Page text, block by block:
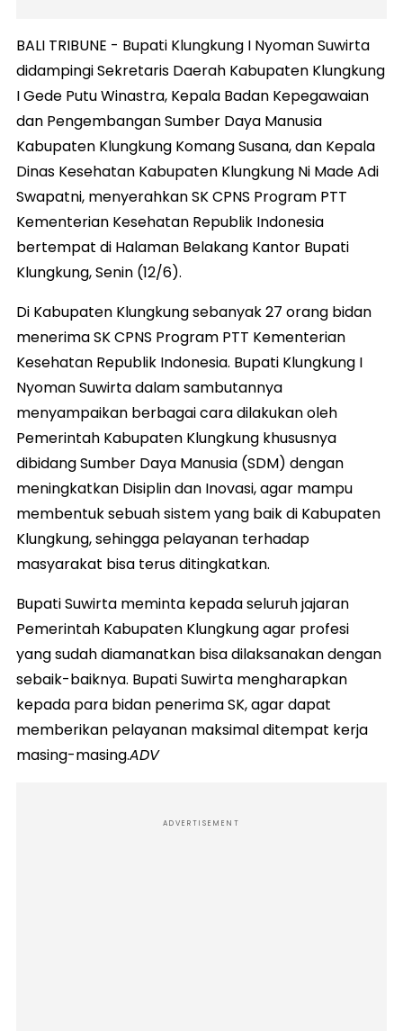
BALI TRIBUNE - Bupati Klungkung I Nyoman Suwirta
didampingi Sekretaris Daerah Kabupaten Klungkung
I Gede Putu Winastra, Kepala Badan Kepegawaian
dan Pengembangan Sumber Daya Manusia
Kabupaten Klungkung Komang Susana, dan Kepala
Dinas Kesehatan Kabupaten Klungkung Ni Made Adi
Swapatni, menyerahkan SK CPNS Program PTT
Kementerian Kesehatan Republik Indonesia
bertempat di Halaman Belakang Kantor Bupati
Klungkung, Senin (12/6).
Di Kabupaten Klungkung sebanyak 27 orang bidan
menerima SK CPNS Program PTT Kementerian
Kesehatan Republik Indonesia. Bupati Klungkung I
Nyoman Suwirta dalam sambutannya
menyampaikan berbagai cara dilakukan oleh
Pemerintah Kabupaten Klungkung khususnya
dibidang Sumber Daya Manusia (SDM) dengan
meningkatkan Disiplin dan Inovasi, agar mampu
membentuk sebuah sistem yang baik di Kabupaten
Klungkung, sehingga pelayanan terhadap
masyarakat bisa terus ditingkatkan.
Bupati Suwirta meminta kepada seluruh jajaran
Pemerintah Kabupaten Klungkung agar profesi
yang sudah diamanatkan bisa dilaksanakan dengan
sebaik-baiknya. Bupati Suwirta mengharapkan
kepada para bidan penerima SK, agar dapat
memberikan pelayanan maksimal ditempat kerja
masing-masing.ADV
ADVERTISEMENT